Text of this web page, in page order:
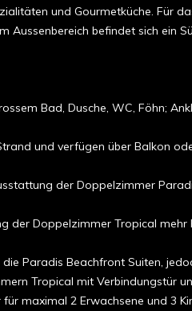
und Gourmetküche. Für
Aussenbereich befindet sich ein
Bad, Dusche, WC, Föhn;
und verfügen über Balkon
der Doppelzimmer
Doppelzimmer Tropical
Paradis Beachfront Suiten,
Tropical mit Verbindungstür
maximal 2 Erwachsene und 3